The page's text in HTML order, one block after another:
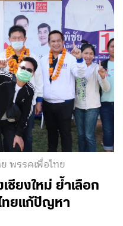
พรรคเพื่อไทย
ชียงใหม่ ย้ำเลือก
ทยแก้ปัญหา